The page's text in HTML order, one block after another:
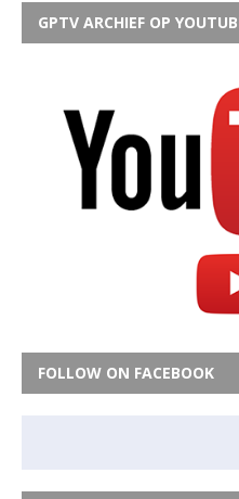
GPTV ARCHIEF OP
FOLLOW ON FACEBOOK